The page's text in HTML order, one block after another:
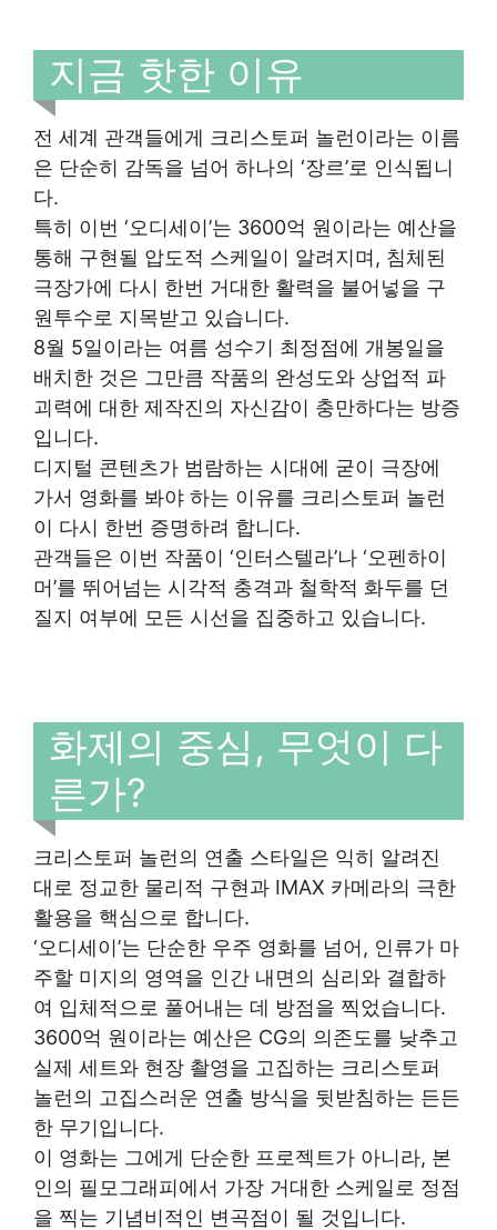
지금 핫한 이유
전 세계 관객들에게 크리스토퍼 놀런이라는 이름
은 단순히 감독을 넘어 하나의 ‘장르’로 인식됩니
다.
특히 이번 ‘오디세이’는 3600억 원이라는 예산을
통해 구현될 압도적 스케일이 알려지며, 침체된
극장가에 다시 한번 거대한 활력을 불어넣을 구
원투수로 지목받고 있습니다.
8월 5일이라는 여름 성수기 최정점에 개봉일을
배치한 것은 그만큼 작품의 완성도와 상업적 파
괴력에 대한 제작진의 자신감이 충만하다는 방증
입니다.
디지털 콘텐츠가 범람하는 시대에 굳이 극장에
가서 영화를 봐야 하는 이유를 크리스토퍼 놀런
이 다시 한번 증명하려 합니다.
관객들은 이번 작품이 ‘인터스텔라’나 ‘오펜하이
머’를 뛰어넘는 시각적 충격과 철학적 화두를 던
질지 여부에 모든 시선을 집중하고 있습니다.
화제의 중심, 무엇이 다
른가?
크리스토퍼 놀런의 연출 스타일은 익히 알려진
대로 정교한 물리적 구현과 IMAX 카메라의 극한
활용을 핵심으로 합니다.
‘오디세이’는 단순한 우주 영화를 넘어, 인류가 마
주할 미지의 영역을 인간 내면의 심리와 결합하
여 입체적으로 풀어내는 데 방점을 찍었습니다.
3600억 원이라는 예산은 CG의 의존도를 낮추고
실제 세트와 현장 촬영을 고집하는 크리스토퍼
놀런의 고집스러운 연출 방식을 뒷받침하는 든든
한 무기입니다.
이 영화는 그에게 단순한 프로젝트가 아니라, 본
인의 필모그래피에서 가장 거대한 스케일로 정점
을 찍는 기념비적인 변곡점이 될 것입니다.